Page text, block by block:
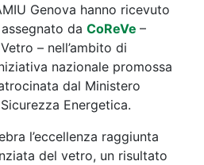
Genova hanno ricevuto
da CoReVe –
– nell’ambito di
nazionale promossa
dal Ministero
Energetica.
l’eccellenza raggiunta
del vetro, un risultato